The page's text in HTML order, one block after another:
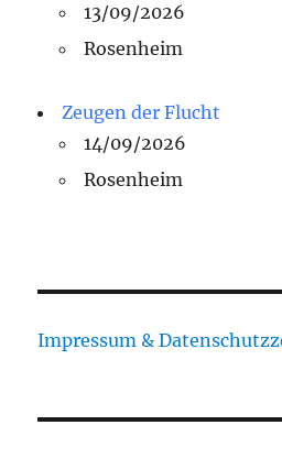
13/09/2026
Rosenheim
Zeugen der Flucht
14/09/2026
Rosenheim
Impressum &